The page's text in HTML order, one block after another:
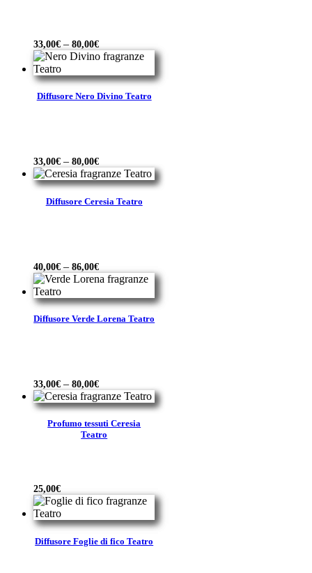
33,00€ – 80,00€
Diffusore Nero Divino Teatro
33,00€ – 80,00€
Diffusore Ceresia Teatro
40,00€ – 86,00€
Diffusore Verde Lorena Teatro
33,00€ – 80,00€
Profumo tessuti Ceresia
Teatro
25,00€
Diffusore Foglie di fico Teatro